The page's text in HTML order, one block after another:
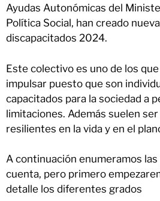
Ayudas Autonómicas del
Política Social, han creado
discapacitados 2024.
Este colectivo es uno de los
impulsar puesto que son
capacitados para la sociedad a
limitaciones. Además suelen
resilientes en la vida y en el
A continuación enumeramos
cuenta, pero primero
detalle los diferentes grados